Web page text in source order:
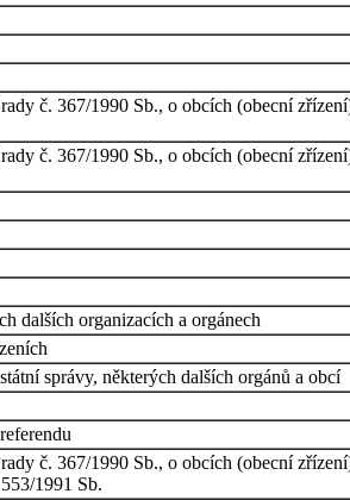
č. 367/1990 Sb., o obcích (obecní
č. 367/1990 Sb., o obcích (obecní
dalších organizacích a orgánech
správy, některých dalších orgánů a obcí
č. 367/1990 Sb., o obcích (obecní
1991 Sb.